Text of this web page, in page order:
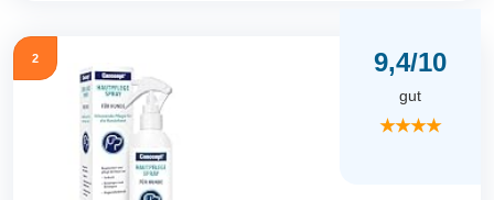
2 9,4/10
gut
★★★★